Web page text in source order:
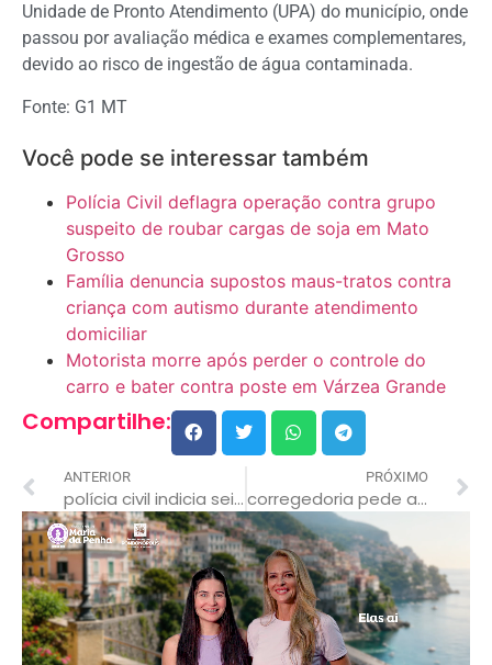
Unidade de Pronto Atendimento (UPA) do município, onde
passou por avaliação médica e exames complementares,
devido ao risco de ingestão de água contaminada.
Fonte: G1 MT
Você pode se interessar também
Polícia Civil deflagra operação contra grupo
suspeito de roubar cargas de soja em Mato
Grosso
Família denuncia supostos maus-tratos contra
criança com autismo durante atendimento
domiciliar
Motorista morre após perder o controle do
carro e bater contra poste em Várzea Grande
Compartilhe:
ANTERIOR
polícia civil indicia seis envolvidos em triplo homicídio ligado à facção em mt
PRÓXIMO
corregedoria pede afastamento de delegado após troca de tiros em sorriso